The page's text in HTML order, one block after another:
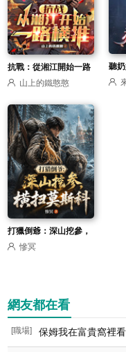
抗戰：從湘江開始一路
橫推山上的鐵憨憨
聽
打獵倒爺：深山挖參，
橫掃莫斯科
慘冥
網友都在看
[職場] 保姆我在富貴窩裡